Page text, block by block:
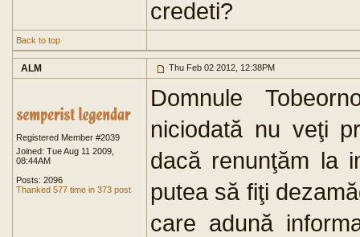
credeti?
Back to top
ALM Thu Feb 02 2012, 12:38PM
Registered Member #2039
Joined: Tue Aug 11 2009,
08:44AM
Posts: 2096
Thanked 577 time in 373 post
Domnule
niciodată nu veţi
dacă renunţăm la
putea să fiţi
care adună